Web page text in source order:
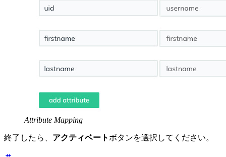
Attribute Mapping
終了したら、 アクティベート ボタンを選択してください。